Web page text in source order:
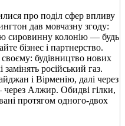
про поділ сфер впливу
дав мовчазну згоду:
сировинну колонію — будь
бізнес і партнерство.
будівництво нових
російський газ.
і Вірменію, далі через
Алжир. Обидві гілки,
протягом одного-двох